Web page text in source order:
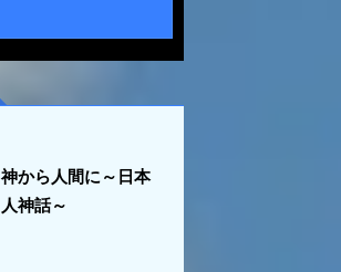
神から人間に～日本
人神話～